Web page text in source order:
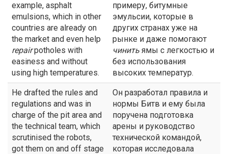
example, asphalt
emulsions, which in other
countries are already on
the market and even help
repairpotholes with
easiness and without
using high temperatures.
примеру, битумные
эмульсии, которые в
других странах уже на
рынке и даже помогают
чинить ямы с легкостью и
без использования
высоких температур.
He drafted the rules and
regulations and was in
charge of the pit area and
the technical team, which
scrutinised the robots,
got them on and off stage
Он разработал правила и
нормы Битв и ему была
поручена подготовка
арены и руководство
технической командой,
которая исследовала